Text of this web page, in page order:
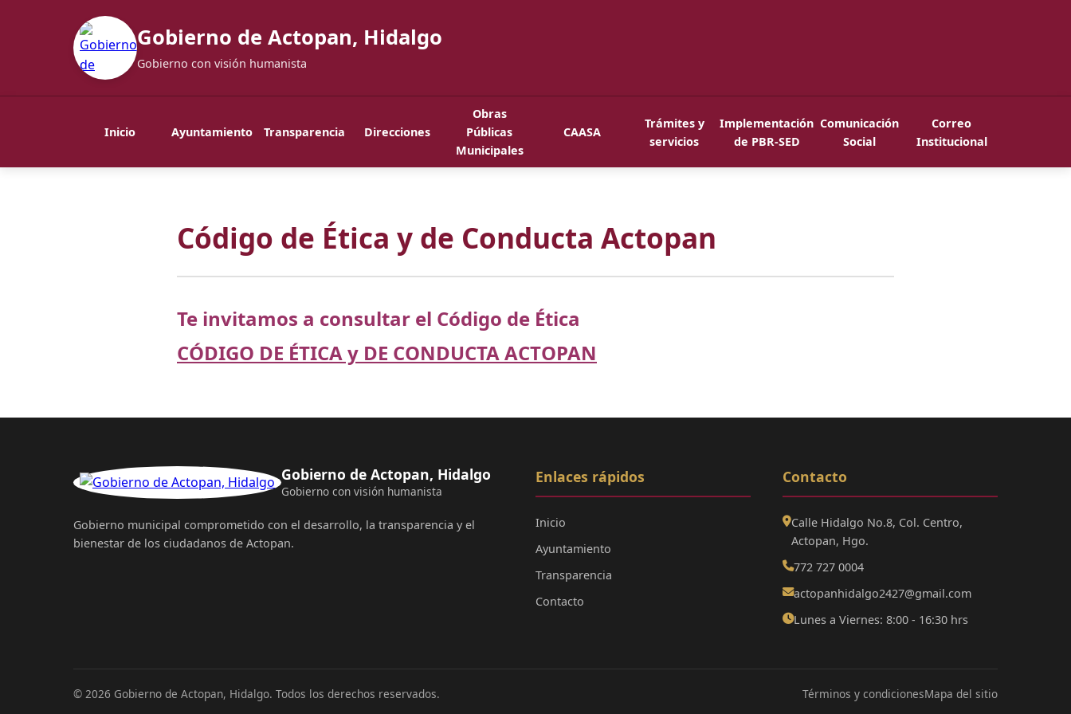
Gobierno de Actopan, Hidalgo
Gobierno con visión humanista
Inicio Ayuntamiento Transparencia Direcciones
Obras
Públicas
Municipales
CAASA
Trámites y
servicios
Implementación
de PBR-SED
Comunicación
Social
Correo
Institucional
Código de Ética y de Conducta Actopan
Te invitamos a consultar el Código de Ética
CÓDIGO DE ÉTICA y DE CONDUCTA ACTOPAN
Gobierno de Actopan, Hidalgo
Gobierno con visión humanista
Gobierno municipal comprometido con el desarrollo, la transparencia y el
bienestar de los ciudadanos de Actopan.
Enlaces rápidos
Inicio
Ayuntamiento
Transparencia
Contacto
Contacto
Calle Hidalgo No.8, Col. Centro,
Actopan, Hgo.
772 727 0004
actopanhidalgo2427@gmail.com
Lunes a Viernes: 8:00 - 16:30 hrs
© 2026 Gobierno de Actopan, Hidalgo. Todos los derechos reservados. Términos y condicionesMapa del sitio